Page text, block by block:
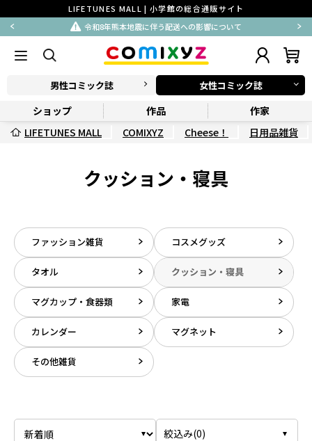
LIFETUNES MALL | 小学館の総合通販サイト
令和8年熊本地震に伴う配送への影響について
男性コミック誌 女性コミック誌
ショップ 作品
作家
LIFETUNES MALL
COMIXYZ Cheese！ 日用品雑貨
クッション・寝具
ファッション雑貨 コスメグッズ
タオル クッション・寝具
マグカップ・食器類 家電
カレンダー マグネット
その他雑貨
絞込み(0)